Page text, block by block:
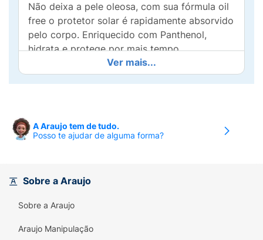
Não deixa a pele oleosa, com sua fórmula oil
free o protetor solar é rapidamente absorvido
pelo corpo. Enriquecido com Panthenol,
hidrata e protege por mais tempo.
Benefícios e diferenciais
- Resistente à água
- Previne o envelhecimento da pele
Hidrata?
Aplique uma boa quantidade na pele seca, 15
produto a cada 2hrs ou depois de
Ver mais...
A Araujo tem de tudo.
Posso te ajudar de alguma forma?
Sobre a Araujo
Sobre a Araujo
Araujo Manipulação